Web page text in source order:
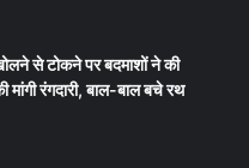
से टोकने पर बदमाशों ने की
मांगी रंगदारी, बाल-बाल बचे रथ